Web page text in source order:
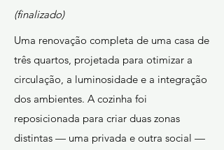
(finalizado)
Uma renovação completa de uma casa de
três quartos, projetada para otimizar a
circulação, a luminosidade e a integração
dos ambientes. A cozinha foi
reposicionada para criar duas zonas
distintas — uma privada e outra social —